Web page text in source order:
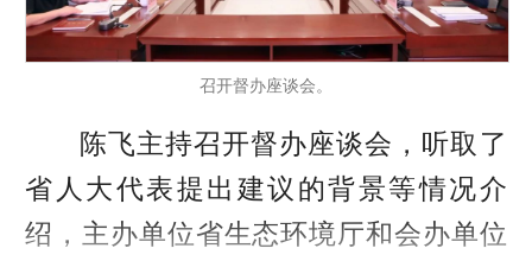
召开督办座谈会。
陈飞主持召开督办座谈会，听取了
省人大代表提出建议的背景等情况介
绍，主办单位省生态环境厅和会办单位